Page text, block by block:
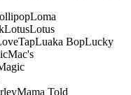
Loma
LotusLotus
Luaka BopLucky
Mac's
Mama Told